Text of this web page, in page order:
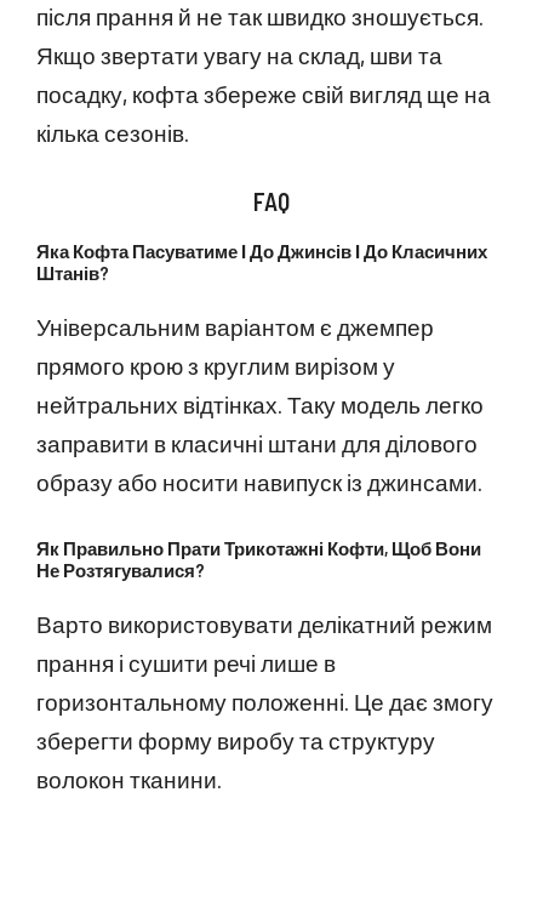
після прання й не так швидко зношується.
Якщо звертати увагу на склад, шви та
посадку, кофта збереже свій вигляд ще на
кілька сезонів.
FAQ
Яка Кофта Пасуватиме І До Джинсів І До Класичних
Штанів?
Універсальним варіантом є джемпер
прямого крою з круглим вирізом у
нейтральних відтінках. Таку модель легко
заправити в класичні штани для ділового
образу або носити навипуск із джинсами.
Як Правильно Прати Трикотажні Кофти, Щоб Вони
Не Розтягувалися?
Варто використовувати делікатний режим
прання і сушити речі лише в
горизонтальному положенні. Це дає змогу
зберегти форму виробу та структуру
волокон тканини.